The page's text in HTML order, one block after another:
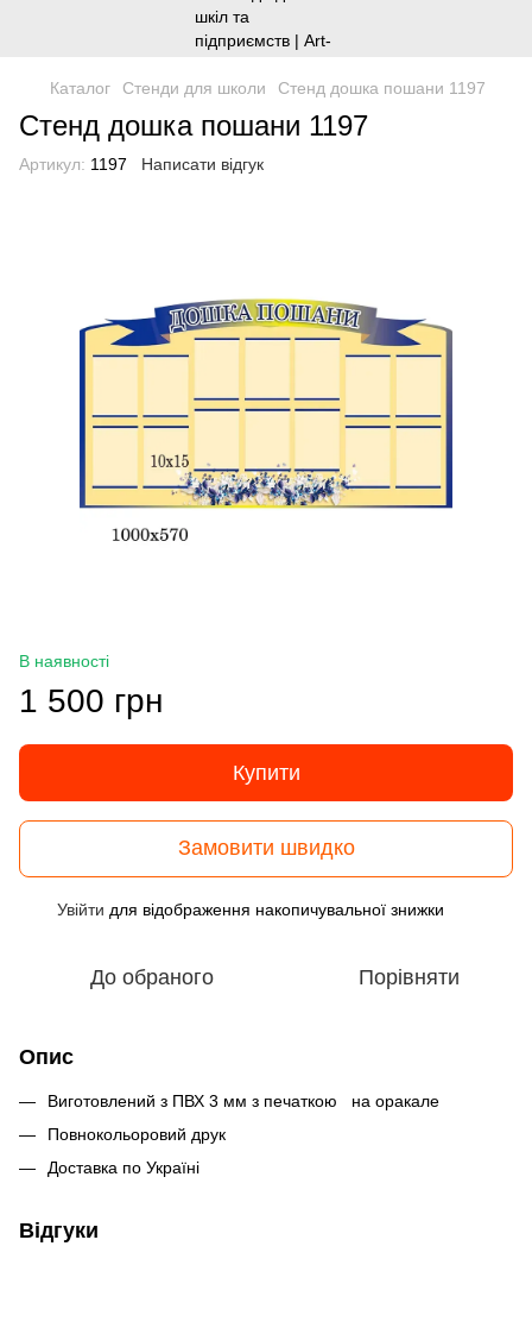
Каталог Стенди для школи Стенд дошка пошани 1197
Стенд дошка пошани 1197
Артикул: 1197 Написати відгук
В наявності
1 500 грн
Купити
Замовити швидко
Увійти для відображення накопичувальної знижки
До обраного Порівняти
Опис
Виготовлений з ПВХ 3 мм з печаткою на оракале
Повнокольоровий друк
Доставка по Україні
Відгуки